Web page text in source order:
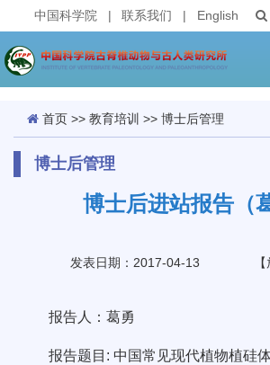
中国科学院 | 联系我们 | English
首页 >> 教育培训 >> 博士后管理
博士后管理
博士后进站报告（
发表日期：2017-04-13 【
报告人：葛勇
报告题目: 中国常见现代植物植硅体